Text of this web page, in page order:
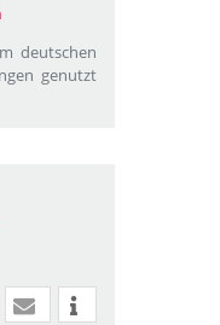
deutschen
genutzt